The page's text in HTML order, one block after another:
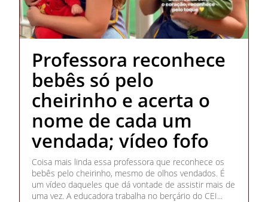
Professora reconhece
bebês só pelo
cheirinho e acerta o
nome de cada um
vendada; vídeo fofo
Coisa mais linda essa professora que reconhece os
bebês pelo cheirinho, mesmo de olhos vendados. É
um vídeo daqueles que dá vontade de assistir mais de
uma vez. A educadora trabalha no berçário do CEI...